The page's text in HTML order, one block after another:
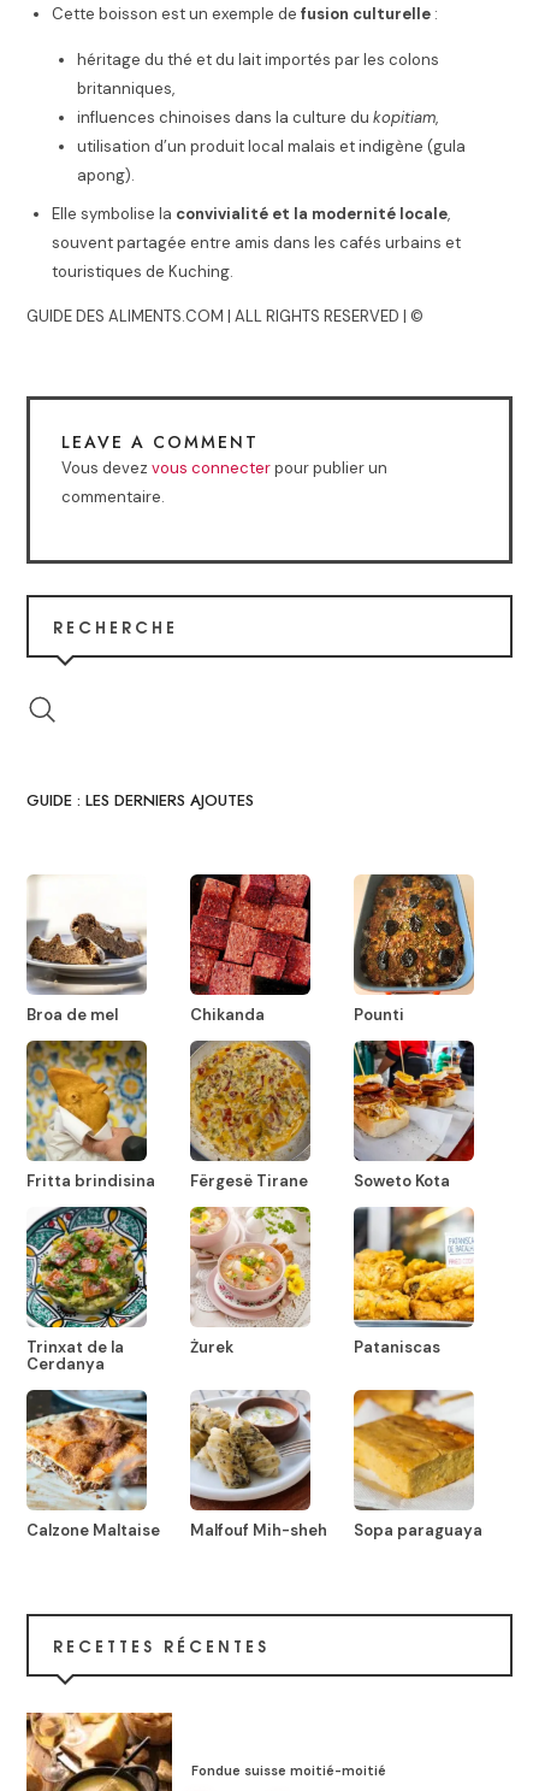
Cette boisson est un exemple defusion culturelle :
héritage du thé et du lait importés par les colons
britanniques,
influences chinoises dans la culture du kopitiam,
utilisation d’un produit local malais et indigène (gula
apong).
Elle symbolise la convivialité et la modernité locale,
souvent partagée entre amis dans les cafés urbains et
touristiques de Kuching.
GUIDE DES ALIMENTS.COM | ALL RIGHTS RESERVED | ©
LEAVE A COMMENT
Vous devezvous connecterpour publier un
commentaire.
RECHERCHE
GUIDE : LES DERNIERS AJOUTES
Broa de mel Chikanda Pounti
Fritta brindisina Fërgesë Tirane Soweto Kota
Trinxat de la
Cerdanya
Żurek Pataniscas
Calzone Maltaise Malfouf Mih-sheh Sopa paraguaya
RECETTES RÉCENTES
Fondue suisse moitié-moitié